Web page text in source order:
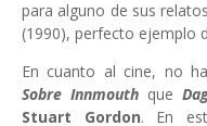
para alguno de sus
(1990), perfecto ejemplo
En cuanto al cine, no
Sobre Innmouth que
Stuart Gordon. En